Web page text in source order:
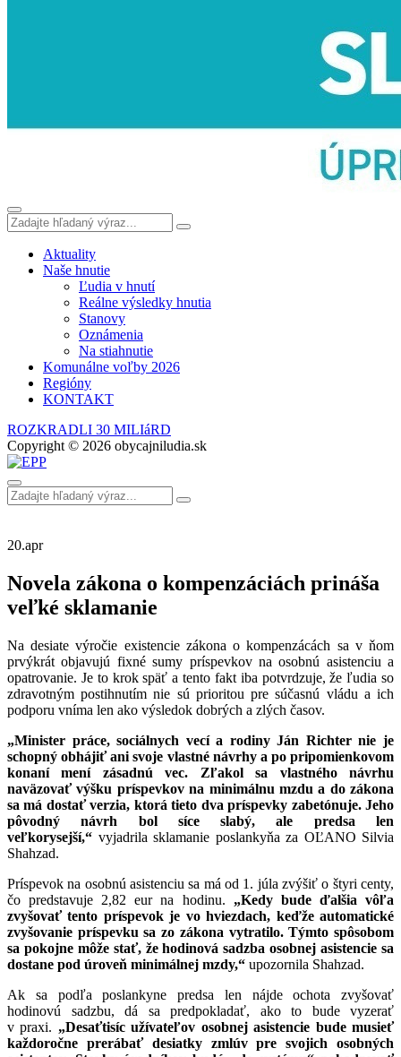
Aktuality
Naše hnutie
Ľudia v hnutí
Reálne výsledky hnutia
Stanovy
Oznámenia
Na stiahnutie
Komunálne voľby 2026
Regióny
KONTAKT
ROZKRADLI 30 MILIáRD
Copyright © 2026 obycajniludia.sk
20.apr
Novela zákona o kompenzáciách prináša
veľké sklamanie
Na desiate výročie existencie zákona o kompenzácách sa v ňom
prvýkrát objavujú fixné sumy príspevkov na osobnú asistenciu a
opatrovanie. Je to krok späť a tento fakt iba potvrdzuje, že ľudia so
zdravotným postihnutím nie sú prioritou pre súčasnú vládu a ich
podporu vníma len ako výsledok dobrých a zlých časov.
„Minister práce, sociálnych vecí a rodiny Ján Richter nie je
schopný obhájiť ani svoje vlastné návrhy a po pripomienkovom
konaní mení zásadnú vec. Zľakol sa vlastného návrhu
naväzovať výšku príspevkov na minimálnu mzdu a do zákona
sa má dostať verzia, ktorá tieto dva príspevky zabetónuje. Jeho
pôvodný návrh bol síce slabý, ale predsa len
veľkorysejší,“ vyjadrila sklamanie poslankyňa za OĽANO Silvia
Shahzad.
Príspevok na osobnú asistenciu sa má od 1. júla zvýšiť o štyri centy,
čo predstavuje 2,82 eur na hodinu. „Kedy bude ďalšia vôľa
zvyšovať tento príspevok je vo hviezdach, keďže automatické
zvyšovanie príspevku sa zo zákona vytratilo. Týmto spôsobom
sa pokojne môže stať, že hodinová sadzba osobnej asistencie sa
dostane pod úroveň minimálnej mzdy,“ upozornila Shahzad.
Ak sa podľa poslankyne predsa len nájde ochota zvyšovať
hodinovú sadzbu, dá sa predpokladať, ako to bude vyzerať
v praxi. „Desaťtisíc užívateľov osobnej asistencie bude musieť
každoročne prerábať desiatky zmlúv pre svojich osobných